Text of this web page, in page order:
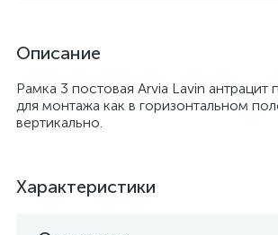
Описание
Рамка 3 постовая Arvia Lavin антрацит
для монтажа как в горизонтальном
вертикально.
Характеристики